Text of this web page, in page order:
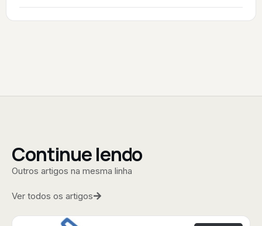
Continue lendo
Outros artigos na mesma linha
Ver todos os artigos